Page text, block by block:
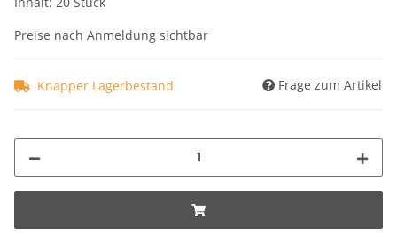
Preise nach Anmeldung sichtbar
Knapper Lagerbestand Frage zum Artikel